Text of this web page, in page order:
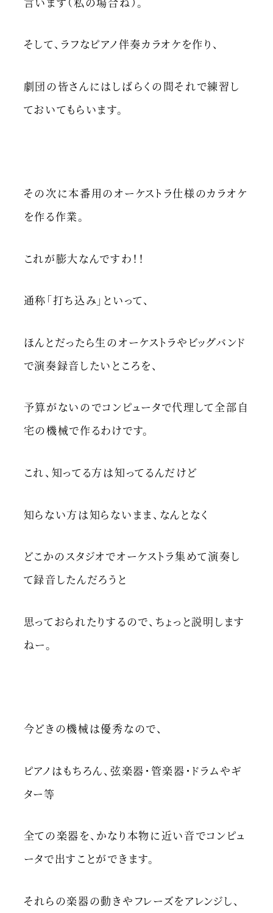
そして、ラフなピアノ伴奏カラオケを作り、
劇団の皆さんにはしばらくの間それで練習し
ておいてもらいます。
その次に本番用のオーケストラ仕様のカラオケ
を作る作業。
これが膨大なんですわ！！
通称「打ち込み」といって、
ほんとだったら生のオーケストラやビッグバンド
で演奏録音したいところを、
予算がないのでコンピュータで代理して全部自
宅の機械で作るわけです。
これ、知ってる方は知ってるんだけど
知らない方は知らないまま、なんとなく
どこかのスタジオでオーケストラ集めて演奏し
て録音したんだろうと
思っておられたりするので、ちょっと説明します
ねー。
今どきの機械は優秀なので、
ピアノはもちろん、弦楽器・管楽器・ドラムやギ
ター等
全ての楽器を、かなり本物に近い音でコンピュ
ータで出すことができます。
それらの楽器の動きやフレーズをアレンジし、